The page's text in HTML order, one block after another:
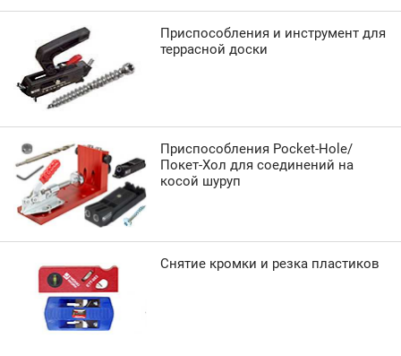
Приспособления и инструмент для
террасной доски
Приспособления Pocket-Hole/
Покет-Хол для соединений на
косой шуруп
Снятие кромки и резка пластиков